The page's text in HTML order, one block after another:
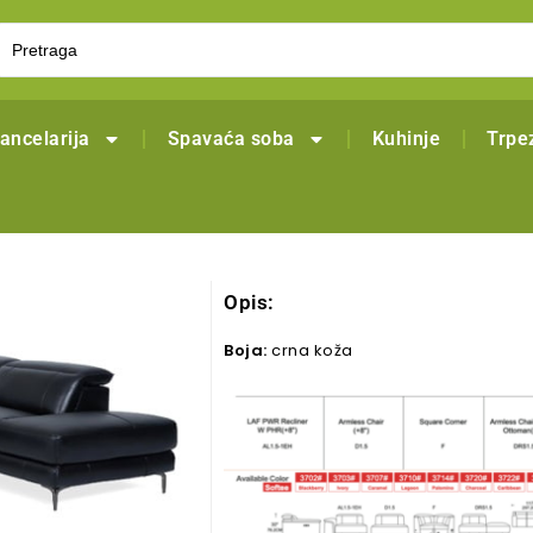
Spavaća soba Kuhinje
Opis:
Boja:crna koža